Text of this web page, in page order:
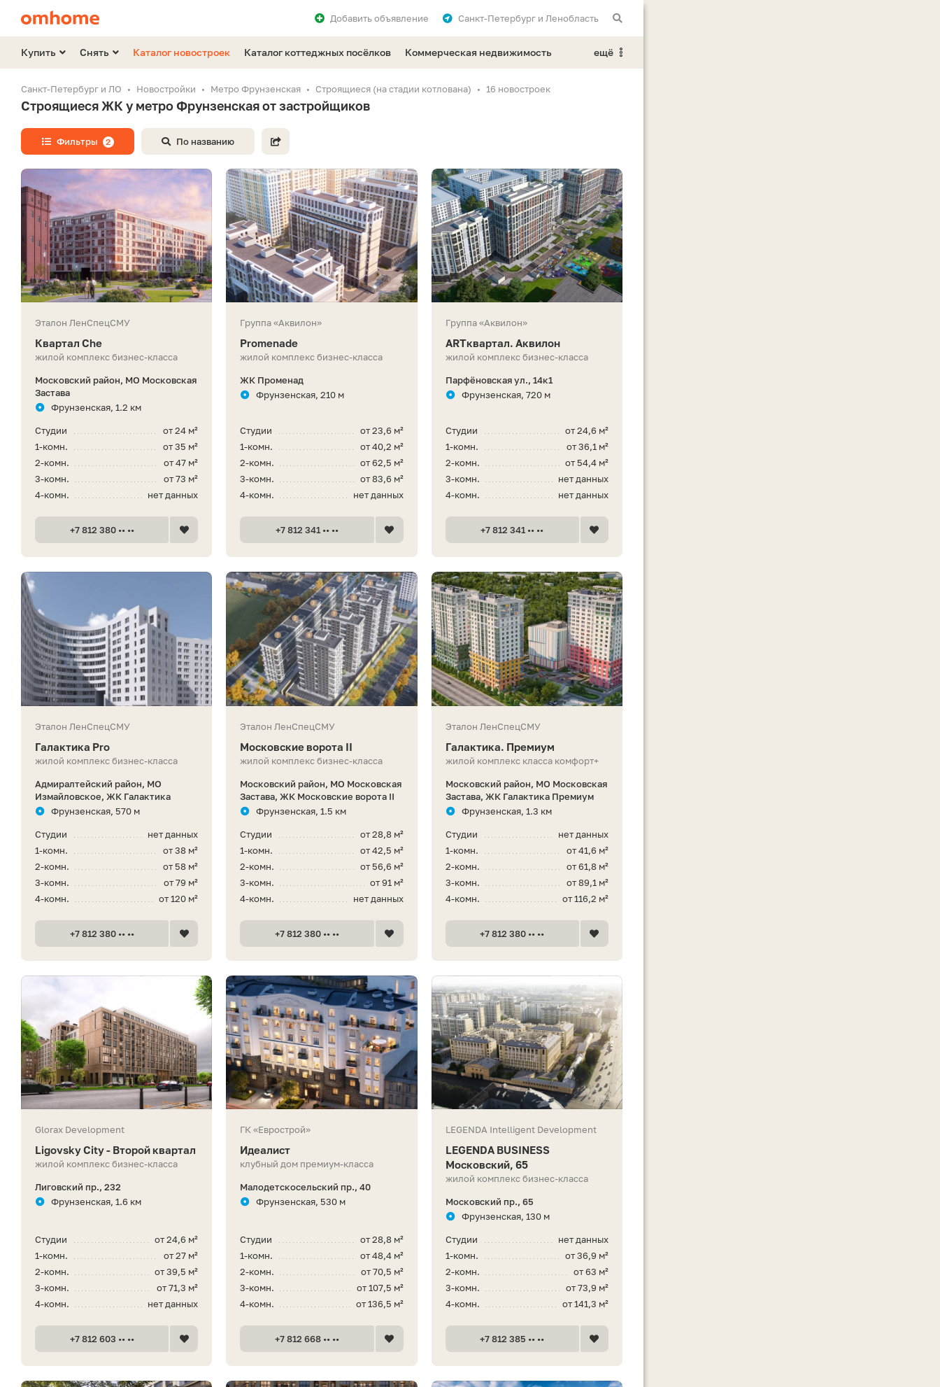
Санкт-Петербург и Ленобласть
Добавитьобъявление
Купить Снять Каталог новостроек Каталог коттеджных посёлков Коммерческая недвижимость ещё
Санкт-Петербург и ЛО Новостройки Метро Фрунзенская Строящиеся (на стадии котлована) 16 новостроек
Строящиеся ЖК у метро Фрунзенская от застройщиков
Фильтры 2 По названию
Эталон ЛенСпецСМУ
Квартал Che
жилой комплекс бизнес-класса
Московский район, МО Московская
Застава
Фрунзенская, 1.2 км
от 24 м²
Студии
от 35 м²
1-комн.
от 47 м²
2-комн.
от 73 м²
3-комн.
нет данных
4-комн.
+7 812 380 •• ••
Группа «Аквилон»
Promenade
жилой комплекс бизнес-класса
ЖК Променад
Фрунзенская, 210 м
от 23,6 м²
Студии
от 40,2 м²
1-комн.
от 62,5 м²
2-комн.
от 83,6 м²
3-комн.
нет данных
4-комн.
+7 812 341 •• ••
Группа «Аквилон»
ARTквартал. Аквилон
жилой комплекс бизнес-класса
Парфёновская ул., 14к1
Фрунзенская, 720 м
от 24,6 м²
Студии
от 36,1 м²
1-комн.
от 54,4 м²
2-комн.
нет данных
3-комн.
нет данных
4-комн.
+7 812 341 •• ••
Эталон ЛенСпецСМУ
Галактика Pro
жилой комплекс бизнес-класса
Адмиралтейский район, МО
Измайловское, ЖК Галактика
Фрунзенская, 570 м
нет данных
Студии
от 38 м²
1-комн.
от 58 м²
2-комн.
от 79 м²
3-комн.
от 120 м²
4-комн.
+7 812 380 •• ••
Эталон ЛенСпецСМУ
Московские ворота II
жилой комплекс бизнес-класса
Московский район, МО Московская
Застава, ЖК Московские ворота II
Фрунзенская, 1.5 км
от 28,8 м²
Студии
от 42,5 м²
1-комн.
от 56,6 м²
2-комн.
от 91 м²
3-комн.
нет данных
4-комн.
+7 812 380 •• ••
Эталон ЛенСпецСМУ
Галактика. Премиум
жилой комплекс класса комфорт+
Московский район, МО Московская
Застава, ЖК Галактика Премиум
Фрунзенская, 1.3 км
нет данных
Студии
от 41,6 м²
1-комн.
от 61,8 м²
2-комн.
от 89,1 м²
3-комн.
от 116,2 м²
4-комн.
+7 812 380 •• ••
Glorax Development
Ligovsky City - Второй квартал
жилой комплекс бизнес-класса
Лиговский пр., 232
Фрунзенская, 1.6 км
от 24,6 м²
Студии
от 27 м²
1-комн.
от 39,5 м²
2-комн.
от 71,3 м²
3-комн.
нет данных
4-комн.
+7 812 603 •• ••
ГК «Еврострой»
Идеалист
клубный дом премиум-класса
Малодетскосельский пр., 40
Фрунзенская, 530 м
от 28,8 м²
Студии
от 48,4 м²
1-комн.
от 70,5 м²
2-комн.
от 107,5 м²
3-комн.
от 136,5 м²
4-комн.
+7 812 668 •• ••
LEGENDA Intelligent Development
LEGENDA BUSINESS
Московский, 65
жилой комплекс бизнес-класса
Московский пр., 65
Фрунзенская, 130 м
нет данных
Студии
от 36,9 м²
1-комн.
от 63 м²
2-комн.
от 73,9 м²
3-комн.
от 141,3 м²
4-комн.
+7 812 385 •• ••